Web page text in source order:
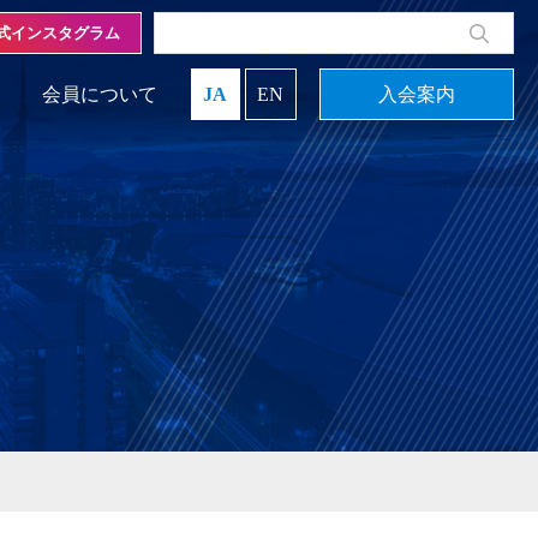
会員について JA EN 入会案内
インスタグラム